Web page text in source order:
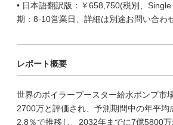
• 日本語翻訳版：￥658,750(税別、
期：8-10営業日、詳細は別途お問い合わ
レポート概要
世界のボイラーブースター給水ポンプ市
2700万と評価され、予測期間中の年平均
2.8％で推移し、2032年までに7億5800